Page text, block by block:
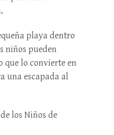
playa dentro
niños pueden
que lo convierte en
una escapada al
los Niños de